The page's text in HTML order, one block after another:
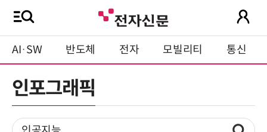
AI·SW 반도체 전자 모빌리티 통신
인포그래픽